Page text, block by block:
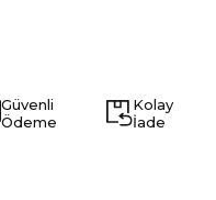
Güvenli
Ödeme
Kolay
İade